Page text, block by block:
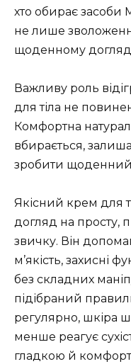
хто обирає засоби
не лише
щоденному
Важливу роль
для тіла не
Комфортна
вбирається,
зробити
Якісний крем для
догляд на просту,
звичку. Він
м’якість, захисні
без складних
підібраний
регулярно, шкіра
менше реагує
гладкою й